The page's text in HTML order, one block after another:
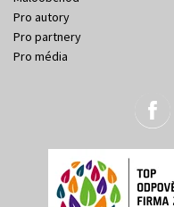
Pro autory
Pro partnery
Pro média